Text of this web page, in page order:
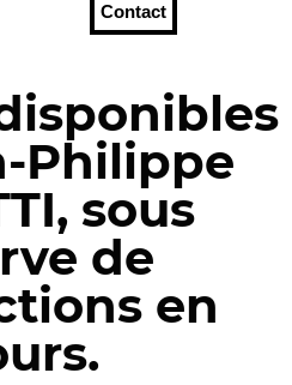
Contact
Philippe
sous
de
en